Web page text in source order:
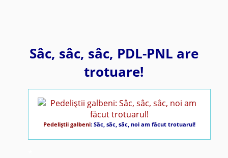
Sâc, sâc, sâc, PDL-PNL are
trotuare!
Pedeliştii galbeni: Sâc, sâc, sâc, noi am făcut trotuarul!